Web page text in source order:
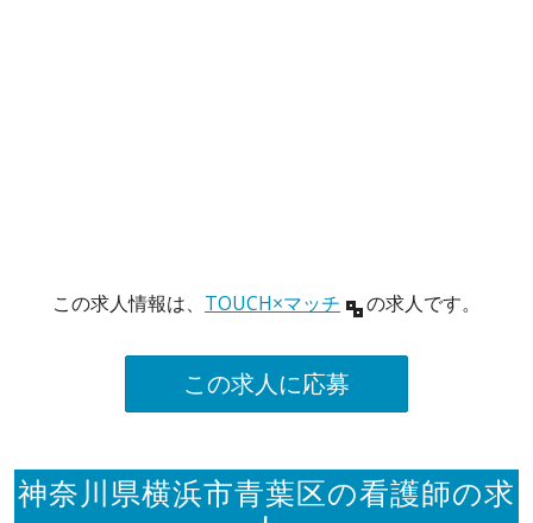
この求人情報は、 TOUCH×マッチ の求人です。
この求人に応募
神奈川県横浜市青葉区の看護師の求